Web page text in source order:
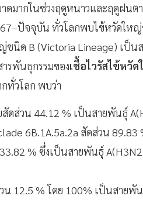
ดมากในช่วงฤดูหนาวและฤดูฝนต
ปัจจุบัน ทั่วโลกพบไข้หวัดให
ด B (Victoria Lineage) เป็นส
รพันธุกรรมของเชื้อไวรัสไข้หวั
ทั่วโลก พบว่า
ส่วน 44.12 % เป็นสายพันธุ์
6B.1A.5a.2a สัดส่วน 89.83
% ซึ่งเป็นสายพันธุ์
12.5 % โดย 100% เป็นสายพั